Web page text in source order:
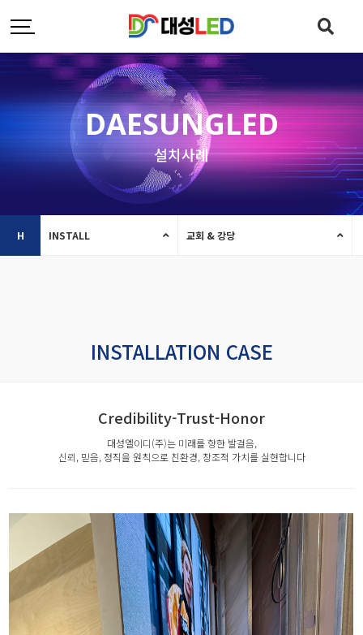
DAESUNGLED
설치사례
H INSTALL 교회 & 강당
INSTALLATION CASE
Credibility-Trust-Honor
대성엘이디(주)는 미래를 향한 발걸음,
신뢰, 믿음, 정직을 원칙으로 친환경, 창조적 가치를 실현합니다